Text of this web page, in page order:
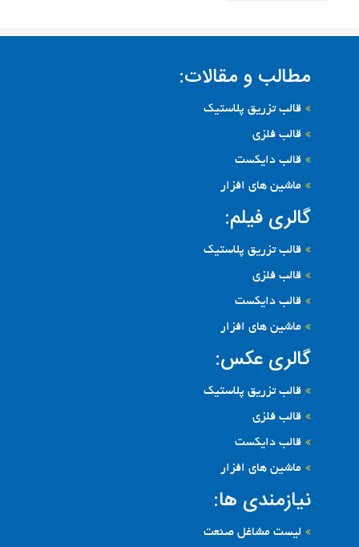
مطالب و مقالات:
قالب تزریق پلاستیک
قالب فلزی
قالب دایکست
ماشین های افزار
گالری فیلم:
قالب تزریق پلاستیک
قالب فلزی
قالب دایکست
ماشین های افزار
گالری عکس:
قالب تزریق پلاستیک
قالب فلزی
قالب دایکست
ماشین های افزار
نیازمندی ها:
لیست مشاغل صنعت